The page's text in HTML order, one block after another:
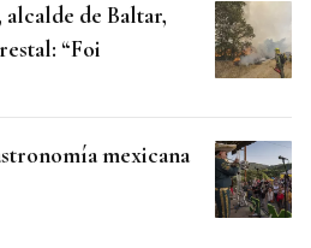
de Baltar,
“Foi
mexicana